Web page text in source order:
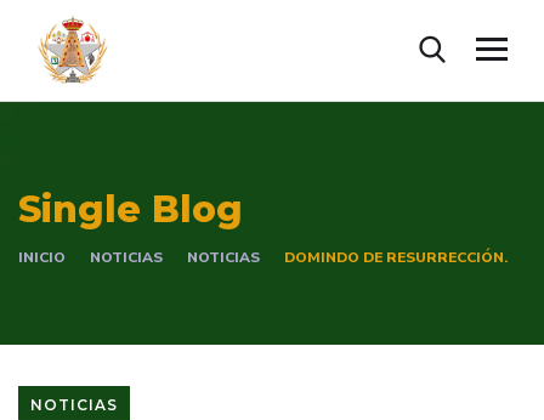
Single Blog
INICIO NOTICIAS NOTICIAS DOMINDO DE RESURRECCIÓN.
NOTICIAS